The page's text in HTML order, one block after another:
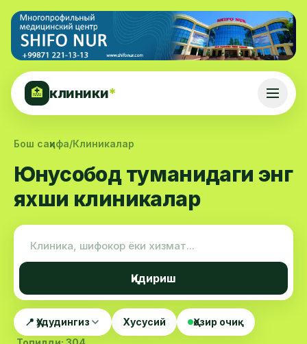
🏥 клиники*
Бош саҳифа/Клиникалар
Юнусобод туманидаги энг
яхши клиникалар
Қидириш
📍 Ҳудудингиз Хусусий
Ҳозир очиқ